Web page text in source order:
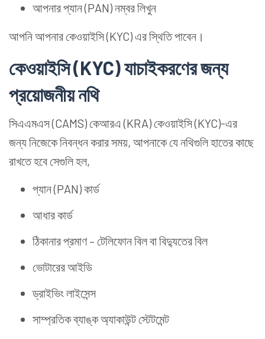
আপনার প্যান (PAN) নম্বর লিখুন
আপনি আপনার কেওয়াইসি (KYC) এর স্থিতি পাবেন।
কেওয়াইসি (KYC) যাচাইকরণের জন্য
প্রয়োজনীয় নথি
সিএএমএস (CAMS) কেআরএ (KRA) কেওয়াইসি (KYC)-এর
জন্য নিজেকে নিবন্ধন করার সময়, আপনাকে যে নথিগুলি হাতের কাছে
রাখতে হবে সেগুলি হল,
প্যান (PAN) কার্ড
আধার কার্ড
ঠিকানার প্রমাণ – টেলিফোন বিল বা বিদ্যুতের বিল
ভোটারের আইডি
ড্রাইভিং লাইসেন্স
সাম্প্রতিক ব্যাঙ্ক অ্যাকাউন্ট স্টেটমেন্ট